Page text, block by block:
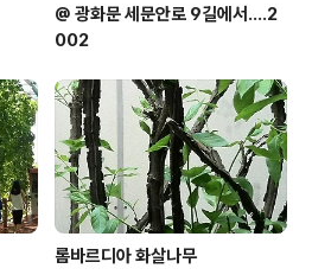
@ 광화문 세문안로 9길에서....2
002
롬바르디아 화살나무